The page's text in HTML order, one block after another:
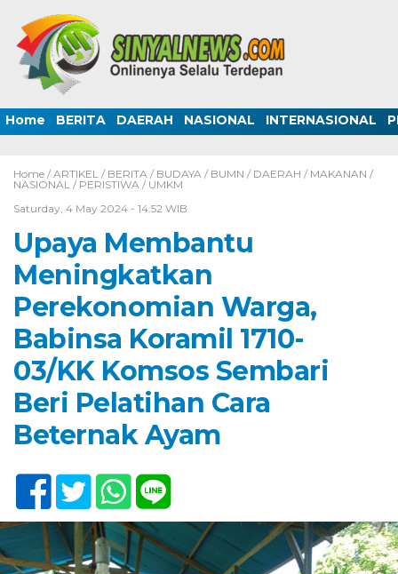
Home BERITA DAERAH NASIONAL INTERNASIONAL
Home / ARTIKEL / BERITA / BUDAYA / BUMN / DAERAH / MAKANAN /
NASIONAL / PERISTIWA / UMKM
Saturday, 4 May 2024 - 14:52 WIB
Upaya Membantu
Meningkatkan
Perekonomian Warga,
Babinsa Koramil 1710-
03/KK Komsos Sembari
Beri Pelatihan Cara
Beternak Ayam